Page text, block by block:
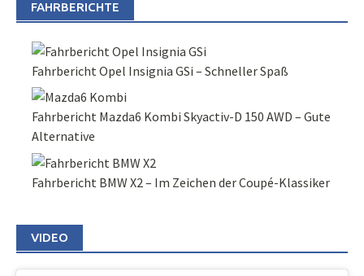
FAHRBERICHTE
Fahrbericht Opel Insignia GSi – Schneller Spaß
Fahrbericht Mazda6 Kombi Skyactiv-D 150 AWD – Gute
Alternative
Fahrbericht BMW X2 – Im Zeichen der Coupé-Klassiker
VIDEO